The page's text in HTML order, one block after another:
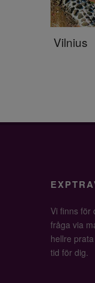
Vilnius
Vi finns för
fråga via
hellre
tid för dig.